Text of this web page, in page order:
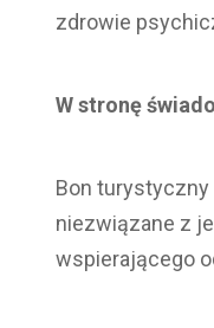
zdrowie
W stronę
Bon
niezwiązane z
wspierającego